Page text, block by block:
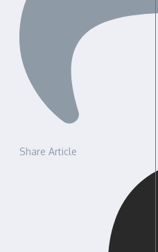
Share Article